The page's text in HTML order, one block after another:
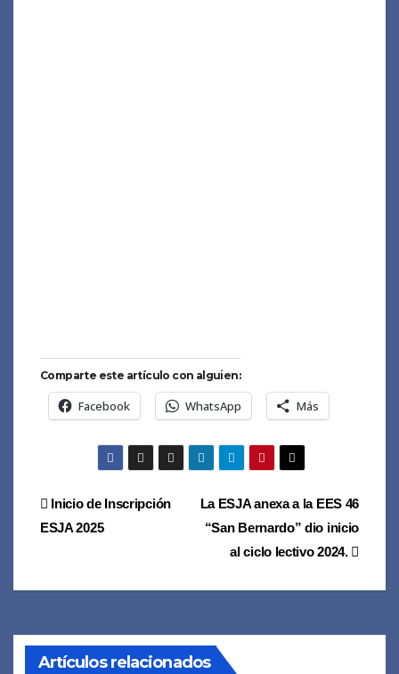
Comparte este artículo con alguien:
Facebook WhatsApp Más
Navegación
entradas
La ESJA anexa a la EES 46
“San Bernardo” dio inicio
al ciclo lectivo 2024.
Inicio de Inscripción
ESJA 2025
Artículos relacionados